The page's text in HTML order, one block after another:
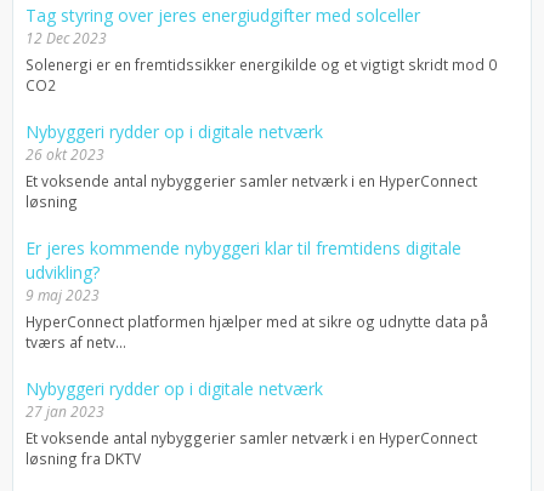
Tag styring over jeres energiudgifter med solceller
12 Dec 2023
Solenergi er en fremtidssikker energikilde og et vigtigt skridt mod 0
CO2
Nybyggeri rydder op i digitale netværk
26 okt 2023
Et voksende antal nybyggerier samler netværk i en HyperConnect
løsning
Er jeres kommende nybyggeri klar til fremtidens digitale
udvikling?
9 maj 2023
HyperConnect platformen hjælper med at sikre og udnytte data på
tværs af netv...
Nybyggeri rydder op i digitale netværk
27 jan 2023
Et voksende antal nybyggerier samler netværk i en HyperConnect
løsning fra DKTV